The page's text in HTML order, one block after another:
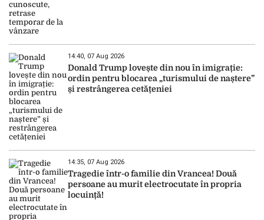
14:40, 07 Aug 2026
Donald Trump lovește din nou în imigrație:
ordin pentru blocarea „turismului de naștere”
și restrângerea cetățeniei
14:35, 07 Aug 2026
Tragedie într-o familie din Vrancea! Două
persoane au murit electrocutate în propria
locuință!